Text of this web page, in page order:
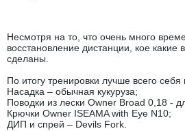
Несмотря на то, что очень много
восстановление дистанции, кое какие
сделаны.
По итогу тренировки лучше всего себя
Насадка – обычная кукуруза;
Поводки из лески Owner Broad 0,18 -
Крючки Owner ISEAMA with Eye N10;
ДИП и спрей – Devils Fork.